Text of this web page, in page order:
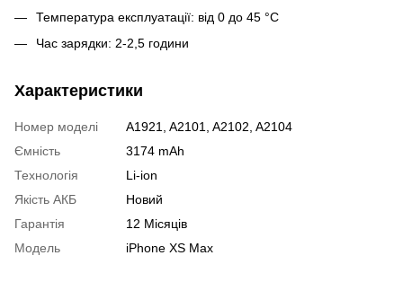
Температура експлуатації: від 0 до 45 °C
Час зарядки: 2-2,5 години
Характеристики
Номер моделі
A1921, A2101, A2102, A2104
Ємність
3174 mAh
Технологія
Li-ion
Якість АКБ
Новий
Гарантія
12 Місяців
Модель
iPhone XS Max